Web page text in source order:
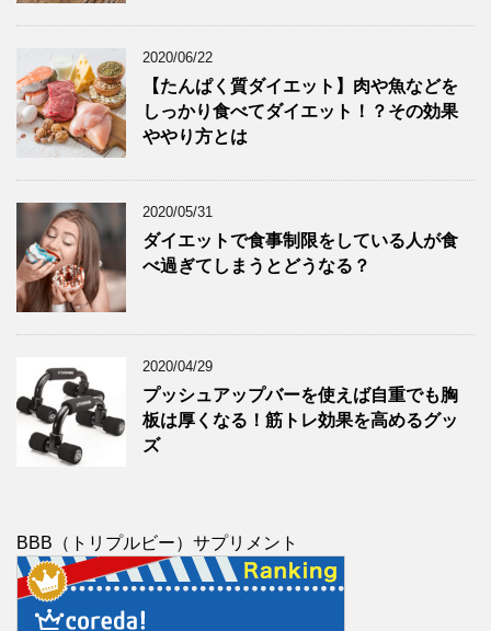
2020/06/22
【たんぱく質ダイエット】肉や魚などを
しっかり食べてダイエット！？その効果
ややり方とは
2020/05/31
ダイエットで食事制限をしている人が食
べ過ぎてしまうとどうなる？
2020/04/29
プッシュアップバーを使えば自重でも胸
板は厚くなる！筋トレ効果を高めるグッ
ズ
BBB（トリプルビー）サプリメント